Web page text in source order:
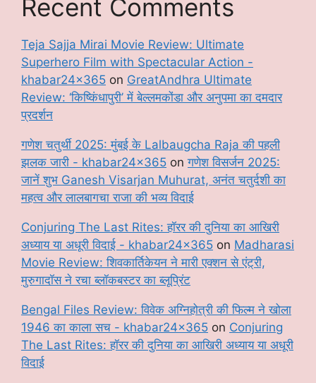
Recent Comments
Teja Sajja Mirai Movie Review: Ultimate
Superhero Film with Spectacular Action -
khabar24x365 on GreatAndhra Ultimate
Review: ‘किष्किंधापुरी’ में बेल्लमकोंडा और अनुपमा का दमदार
प्रदर्शन
गणेश चतुर्थी 2025: मुंबई के Lalbaugcha Raja की पहली
झलक जारी - khabar24x365 onगणेश विसर्जन 2025:
जानें शुभ Ganesh Visarjan Muhurat, अनंत चतुर्दशी का
महत्व और लालबागचा राजा की भव्य विदाई
Conjuring The Last Rites: हॉरर की दुनिया का आखिरी
अध्याय या अधूरी विदाई - khabar24x365 on Madharasi
Movie Review: शिवकार्तिकेयन ने मारी एक्शन से एंट्री,
मुरुगादॉस ने रचा ब्लॉकबस्टर का ब्लूप्रिंट
Bengal Files Review: विवेक अग्निहोत्री की फिल्म ने खोला
1946 का काला सच - khabar24x365 on Conjuring
The Last Rites: हॉरर की दुनिया का आखिरी अध्याय या अधूरी
विदाई